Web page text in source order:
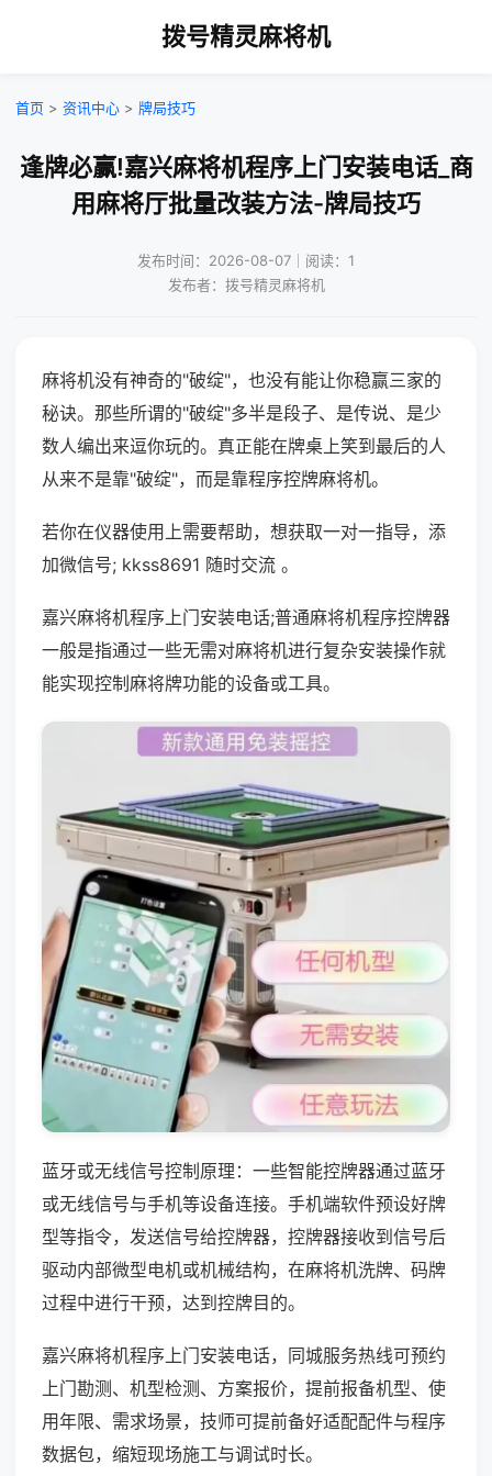
拨号精灵麻将机
首页 > 资讯中心 > 牌局技巧
逢牌必赢!嘉兴麻将机程序上门安装电话_商
用麻将厅批量改装方法-牌局技巧
发布时间：2026-08-07｜阅读：1
发布者：拨号精灵麻将机
麻将机没有神奇的"破绽"，也没有能让你稳赢三家的
秘诀。那些所谓的"破绽"多半是段子、是传说、是少
数人编出来逗你玩的。真正能在牌桌上笑到最后的人
从来不是靠"破绽"，而是靠程序控牌麻将机。
若你在仪器使用上需要帮助，想获取一对一指导，添
加微信号; kkss8691 随时交流 。
嘉兴麻将机程序上门安装电话;普通麻将机程序控牌器
一般是指通过一些无需对麻将机进行复杂安装操作就
能实现控制麻将牌功能的设备或工具。
蓝牙或无线信号控制原理：一些智能控牌器通过蓝牙
或无线信号与手机等设备连接。手机端软件预设好牌
型等指令，发送信号给控牌器，控牌器接收到信号后
驱动内部微型电机或机械结构，在麻将机洗牌、码牌
过程中进行干预，达到控牌目的。
嘉兴麻将机程序上门安装电话，同城服务热线可预约
上门勘测、机型检测、方案报价，提前报备机型、使
用年限、需求场景，技师可提前备好适配配件与程序
数据包，缩短现场施工与调试时长。